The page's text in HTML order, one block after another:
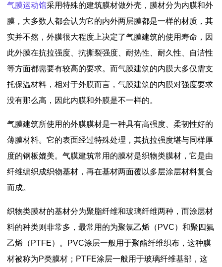
气膜运动馆采用特殊的建筑膜材做外壳，膜材分为内膜和外
膜，大多数人都会认为它的内外两层膜都是一样的材质，其
实并不然，外膜很大程度上决定了气膜建筑的使用寿命，因
此外膜在抗拉强度、抗撕裂强度、耐热性、耐久性、自洁性
等方面都需要有较高的要求。而气膜建筑的内膜大多仅需支
托保温材料，相对于外膜而言，气膜建筑的内膜对强度要求
没有那么高，因此内膜和外膜是不一样的。
气膜建筑所使用的外膜膜材是一种具有高强度、柔韧性好的
薄膜材料。它的表面经过特殊处理，其抗拉强度堪与同样厚
度的钢板媲美。气膜建筑常用的膜材是织物类膜材，它是由
纤维编织成织物基材，再在基材两面覆以多层涂层材料复合
而成。
织物类膜材的基材分为聚脂纤维和玻璃纤维两种，而涂层材
料的种类则非常多，最常用的为聚氯乙烯（PVC）和聚四氟
乙烯（PTFE）。PVC涂层一般用于聚酯纤维织布，这种膜
材被称为P类膜材；PTFE涂层一般用于玻璃纤维基部，这